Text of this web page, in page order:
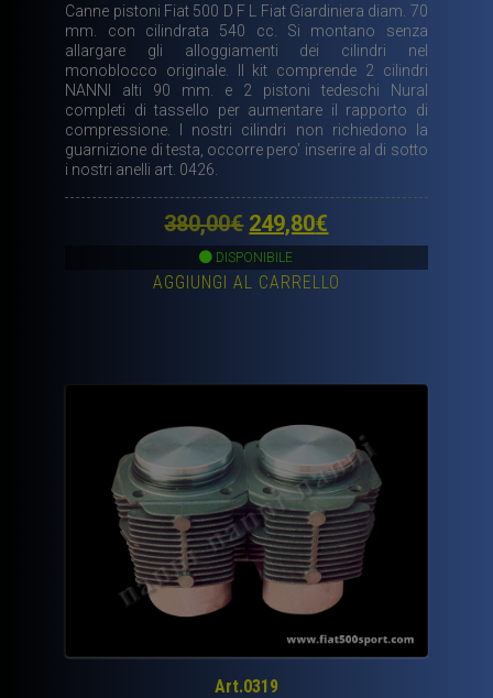
Canne pistoni Fiat 500 D F L Fiat Giardiniera diam. 70
mm. con cilindrata 540 cc. Si montano senza
allargare gli alloggiamenti dei cilindri nel
monoblocco originale. Il kit comprende 2 cilindri
NANNI alti 90 mm. e 2 pistoni tedeschi Nural
completi di tassello per aumentare il rapporto di
compressione. I nostri cilindri non richiedono la
guarnizione di testa, occorre pero’ inserire al di sotto
i nostri anelli art. 0426.
380,00€ Il
prezzo
originale
249,80€
attuale
DISPONIBILE
AGGIUNGI AL CARRELLO
Art.0319